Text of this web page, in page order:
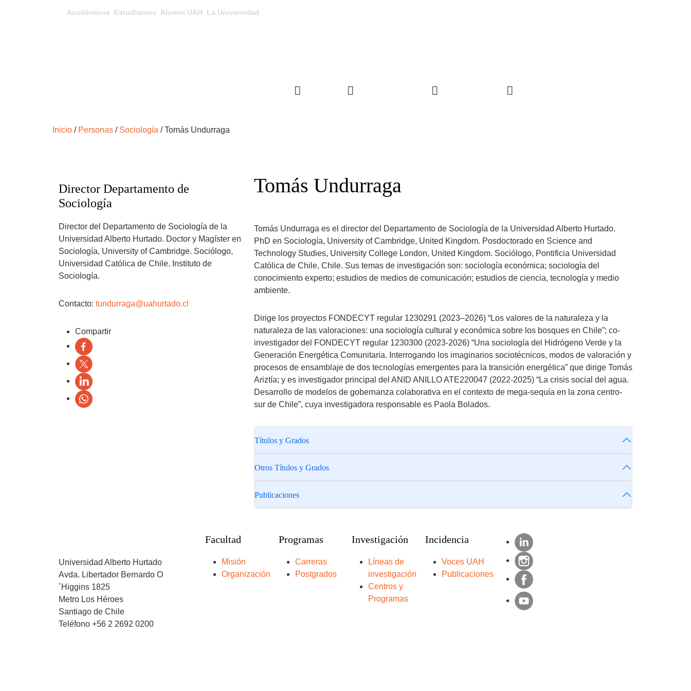
Académicos Estudiantes Alumni UAH La Universidad
Inicio / Personas / Sociología /Tomás Undurraga
Director Departamento de
Sociología
Director del Departamento de Sociología de la
Universidad Alberto Hurtado. Doctor y Magíster en
Sociología, University of Cambridge. Sociólogo,
Universidad Católica de Chile. Instituto de
Sociología.
Contacto: tundurraga@uahurtado.cl
Compartir
Tomás Undurraga
Tomás Undurraga es el director del Departamento de Sociología de la Universidad Alberto Hurtado.
PhD en Sociología, University of Cambridge, United Kingdom. Posdoctorado en Science and
Technology Studies, University College London, United Kingdom. Sociólogo, Pontificia Universidad
Católica de Chile, Chile. Sus temas de investigación son: sociología económica; sociología del
conocimiento experto; estudios de medios de comunicación; estudios de ciencia, tecnología y medio
ambiente.
Dirige los proyectos FONDECYT regular 1230291 (2023–2026) “Los valores de la naturaleza y la
naturaleza de las valoraciones: una sociología cultural y económica sobre los bosques en Chile”; co-
investigador del FONDECYT regular 1230300 (2023-2026) “Una sociología del Hidrógeno Verde y la
Generación Energética Comunitaria. Interrogando los imaginarios sociotécnicos, modos de valoración y
procesos de ensamblaje de dos tecnologías emergentes para la transición energética” que dirige Tomás
Ariztía; y es investigador principal del ANID ANILLO ATE220047 (2022-2025) “La crisis social del agua.
Desarrollo de modelos de gobernanza colaborativa en el contexto de mega-sequía en la zona centro-
sur de Chile”, cuya investigadora responsable es Paola Bolados.
Títulos y Grados
Otros Títulos y Grados
Publicaciones
Universidad Alberto Hurtado
Avda. Libertador Bernardo O
´Higgins 1825
Metro Los Héroes
Santiago de Chile
Teléfono +56 2 2692 0200
Facultad
Misión
Organización
Programas
Carreras
Postgrados
Investigación
Líneas de
investigación
Centros y
Programas
Incidencia
Voces UAH
Publicaciones